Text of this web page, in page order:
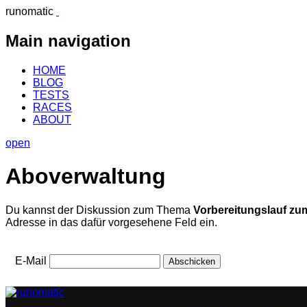
runomatic
Main navigation
HOME
BLOG
TESTS
RACES
ABOUT
open
Aboverwaltung
Du kannst der Diskussion zum Thema Vorbereitungslauf
Adresse in das dafür vorgesehene Feld ein.
E-Mail